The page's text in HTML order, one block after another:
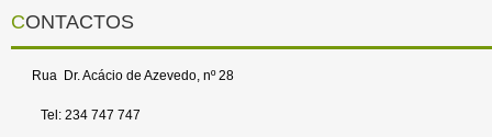
CONTACTOS
Rua Dr. Acácio de Azevedo, nº 28
Tel: 234 747 747